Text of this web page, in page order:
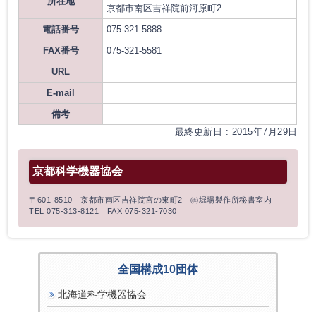
京都市南区吉祥院前河原町2
電話番号
075-321-5888
FAX番号
075-321-5581
URL
E-mail
備考
最終更新日 : 2015年7月29日
京都科学機器協会
〒601-8510 京都市南区吉祥院宮の東町2 ㈱堀場製作所秘書室内
TEL 075-313-8121 FAX 075-321-7030
全国構成10団体
北海道科学機器協会